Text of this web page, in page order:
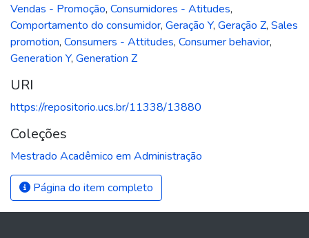
Vendas - Promoção, Consumidores - Atitudes,
Comportamento do consumidor, Geração Y, Geração Z, Sales
promotion, Consumers - Attitudes, Consumer behavior,
Generation Y, Generation Z
URI
https://repositorio.ucs.br/11338/13880
Coleções
Mestrado Acadêmico em Administração
Página do item completo